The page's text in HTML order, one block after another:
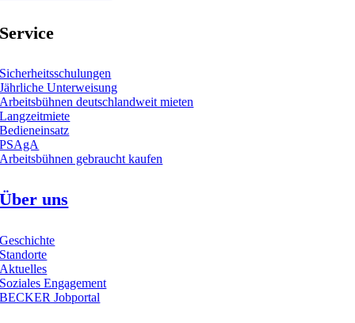
Service
Sicherheitsschulungen
Jährliche Unterweisung
Arbeitsbühnen deutschlandweit mieten
Langzeitmiete
Bedieneinsatz
PSAgA
Arbeitsbühnen gebraucht kaufen
Über uns
Geschichte
Standorte
Aktuelles
Soziales Engagement
BECKER Jobportal